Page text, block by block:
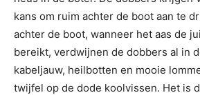
kans om ruim achter de boot aan te
achter de boot, wanneer het aas de
bereikt, verdwijnen de dobbers al in
kabeljauw, heilbotten en mooie
twijfel op de dode koolvissen. Het is